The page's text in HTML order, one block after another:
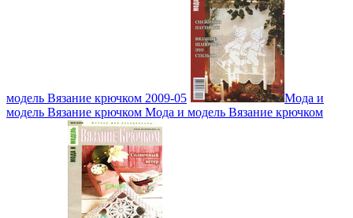
модель Вязание крючком 2009-05
Мода и
модель Вязание крючком Мода и модель Вязание крючком